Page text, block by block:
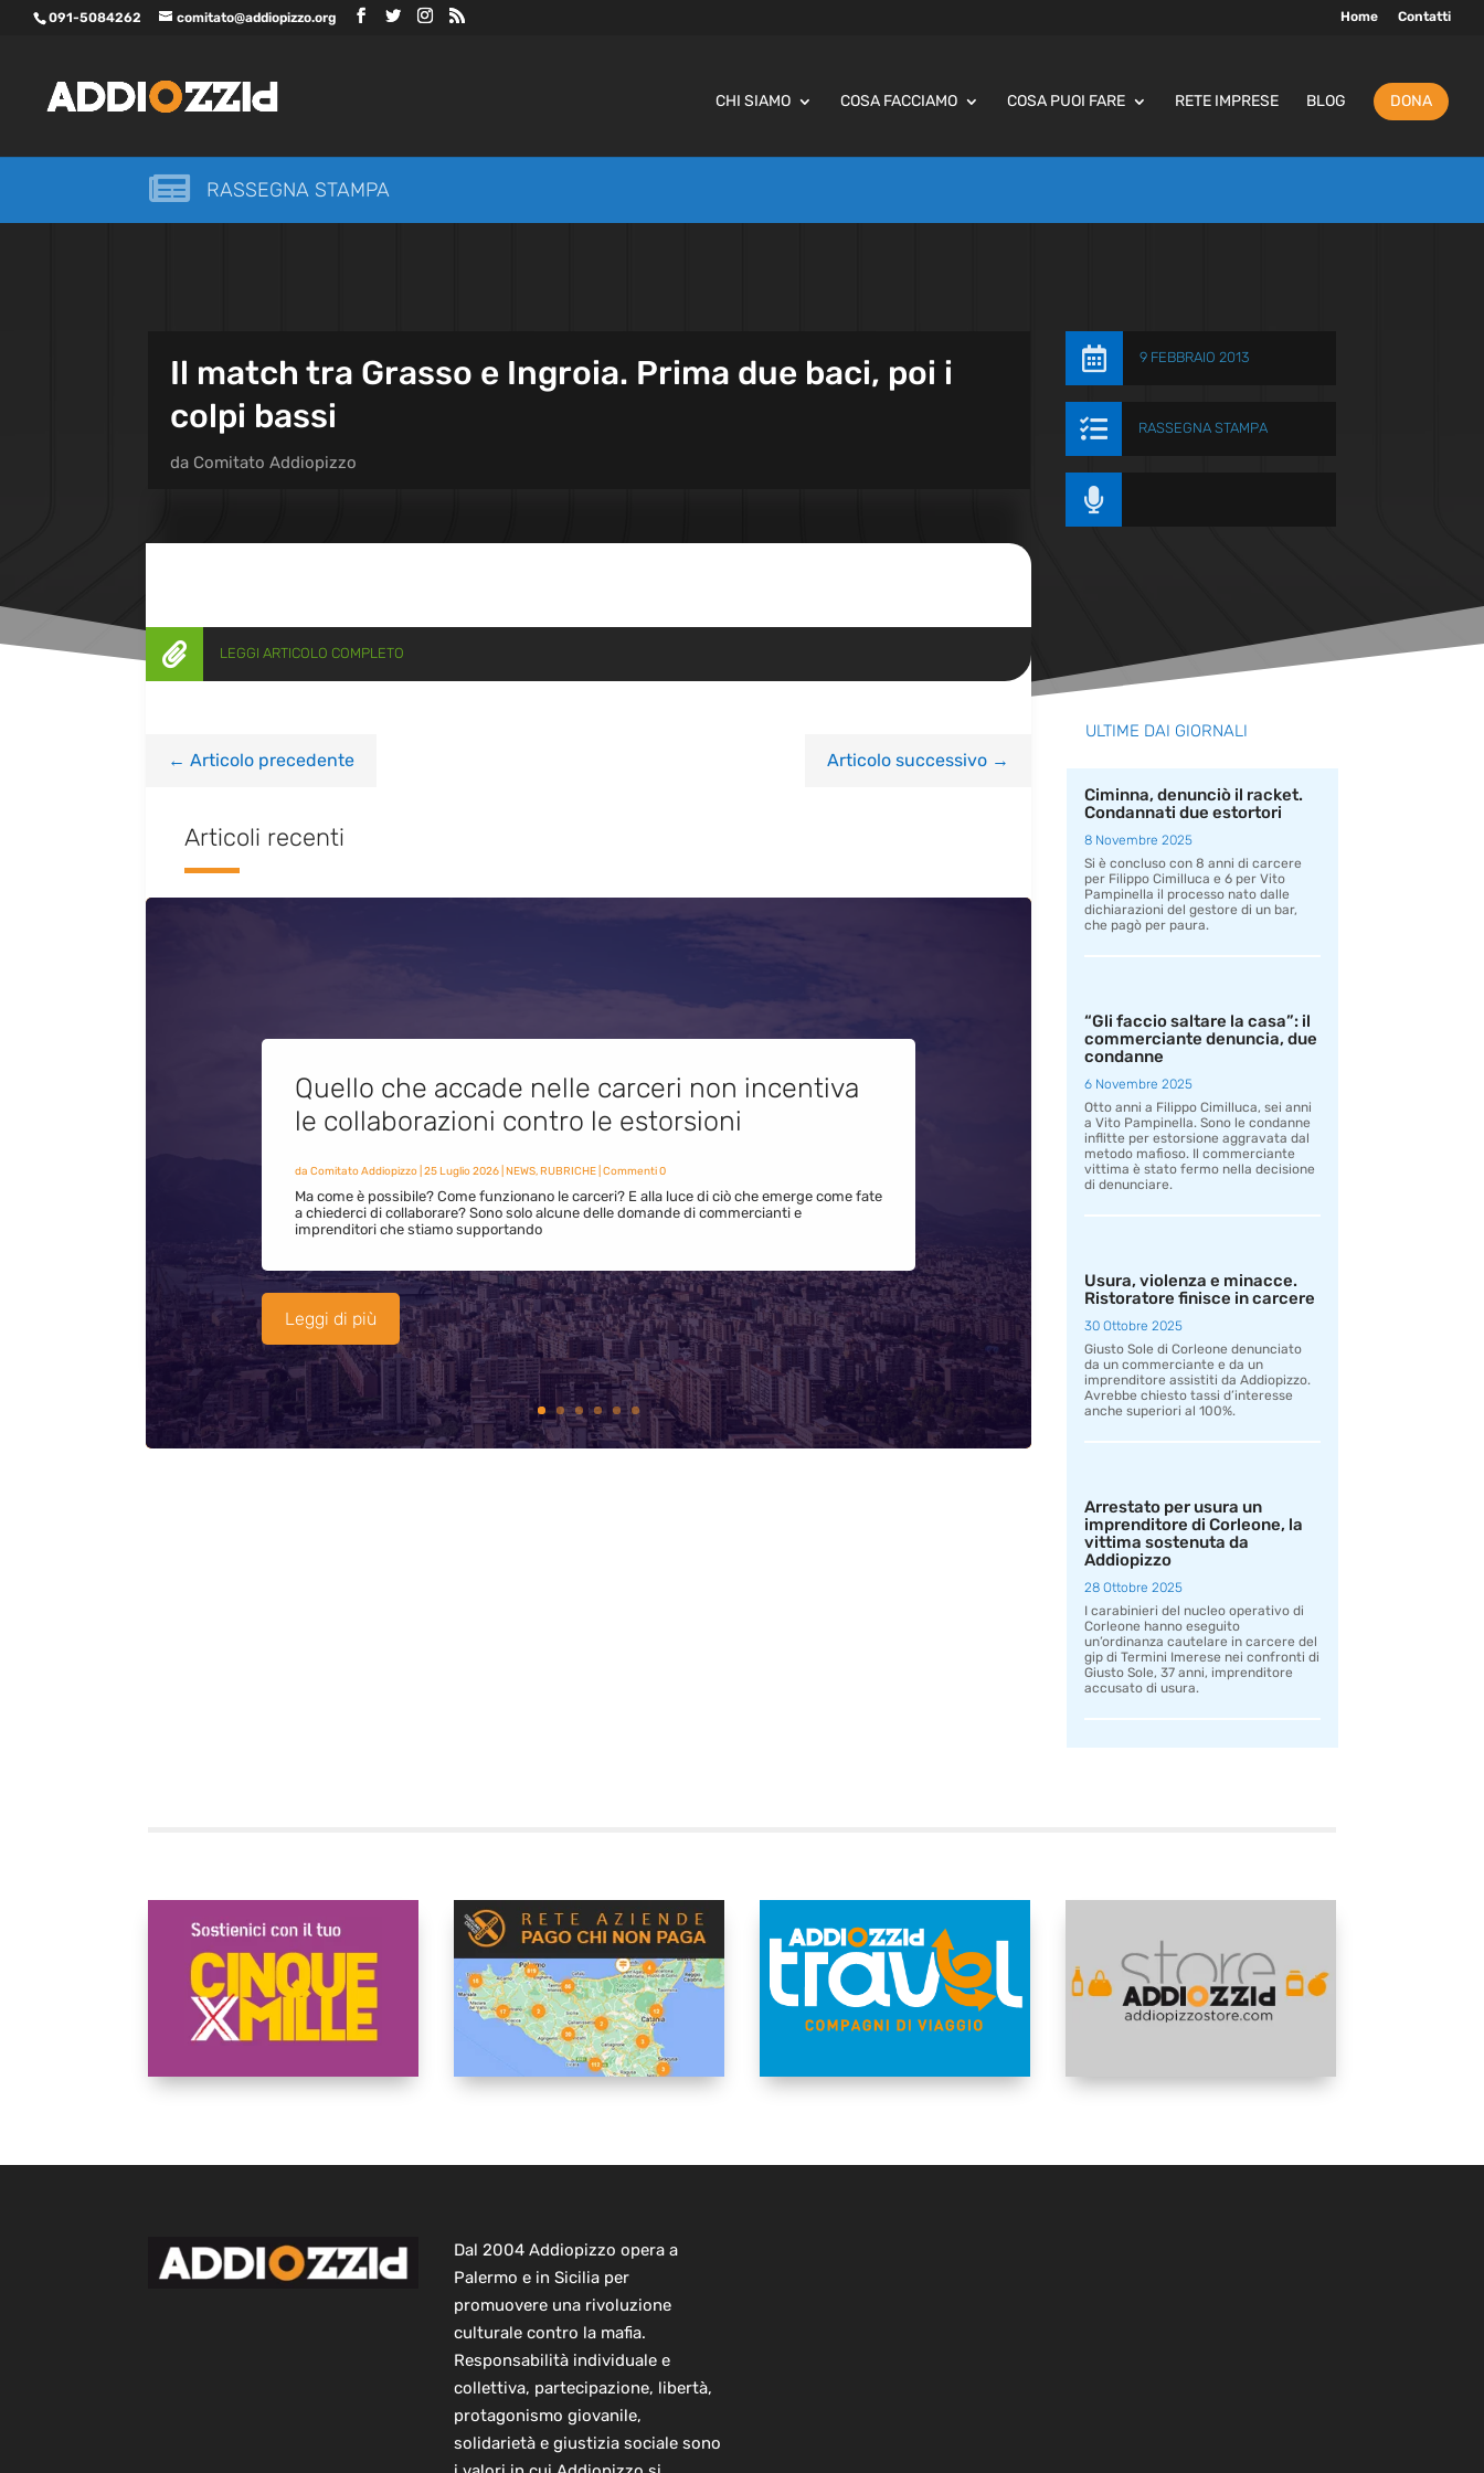
091-5084262 comitato@addiopizzo.org Home Contatti
CHI SIAMO COSA FACCIAMO COSA PUOI FARE RETE IMPRESE BLOG DONA
 RASSEGNA STAMPA
Il match tra Grasso e Ingroia. Prima due baci, poi i
colpi bassi
da Comitato Addiopizzo
 9 FEBBRAIO 2013
 RASSEGNA STAMPA

 LEGGI ARTICOLO COMPLETO
← Articolo precedente Articolo successivo→
Articoli recenti
Quello che accade nelle carceri non incentiva
le collaborazioni contro le estorsioni
da Comitato Addiopizzo| 25 Luglio 2026| NEWS,RUBRICHE| Commenti 0
Ma come è possibile? Come funzionano le carceri? E alla luce di ciò che emerge come fate
a chiederci di collaborare? Sono solo alcune delle domande di commercianti e
imprenditori che stiamo supportando
Leggi di più
ULTIME DAI GIORNALI
Ciminna, denunciò il racket.
Condannati due estortori
8 Novembre 2025
Si è concluso con 8 anni di carcere
per Filippo Cimilluca e 6 per Vito
Pampinella il processo nato dalle
dichiarazioni del gestore di un bar,
che pagò per paura.
“Gli faccio saltare la casa”: il
commerciante denuncia, due
condanne
6 Novembre 2025
Otto anni a Filippo Cimilluca, sei anni
a Vito Pampinella. Sono le condanne
inflitte per estorsione aggravata dal
metodo mafioso. Il commerciante
vittima è stato fermo nella decisione
di denunciare.
Usura, violenza e minacce.
Ristoratore finisce in carcere
30 Ottobre 2025
Giusto Sole di Corleone denunciato
da un commerciante e da un
imprenditore assistiti da Addiopizzo.
Avrebbe chiesto tassi d’interesse
anche superiori al 100%.
Arrestato per usura un
imprenditore di Corleone, la
vittima sostenuta da
Addiopizzo
28 Ottobre 2025
I carabinieri del nucleo operativo di
Corleone hanno eseguito
un’ordinanza cautelare in carcere del
gip di Termini Imerese nei confronti di
Giusto Sole, 37 anni, imprenditore
accusato di usura.
Dal 2004 Addiopizzo opera a
Palermo e in Sicilia per
promuovere una rivoluzione
culturale contro la mafia.
Responsabilità individuale e
collettiva, partecipazione, libertà,
protagonismo giovanile,
solidarietà e giustizia sociale sono